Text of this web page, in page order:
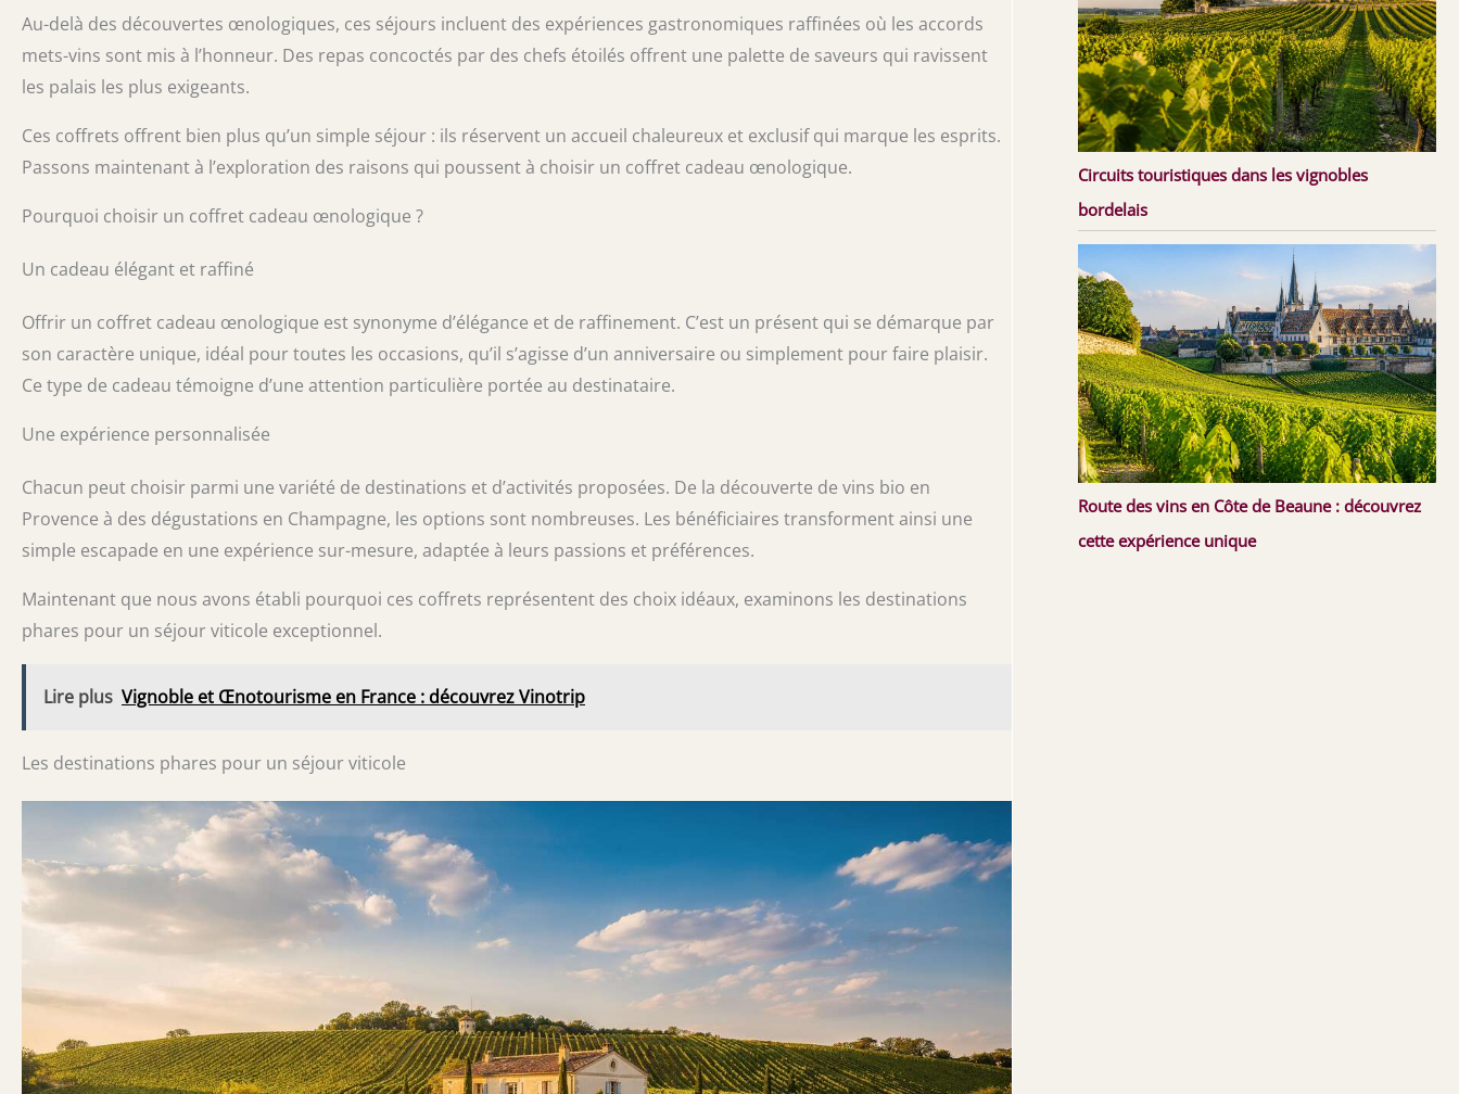
Au-delà des découvertes œnologiques, ces séjours incluent des expériences gastronomiques raffinées où les accords
mets-vins sont mis à l’honneur. Des repas concoctés par des chefs étoilés offrent une palette de saveurs qui ravissent
les palais les plus exigeants.
Ces coffrets offrent bien plus qu’un simple séjour : ils réservent un accueil chaleureux et exclusif qui marque les esprits.
Passons maintenant à l’exploration des raisons qui poussent à choisir un coffret cadeau œnologique.
Pourquoi choisir un coffret cadeau œnologique ?
Un cadeau élégant et raffiné
Offrir un coffret cadeau œnologique est synonyme d’élégance et de raffinement. C’est un présent qui se démarque par
son caractère unique, idéal pour toutes les occasions, qu’il s’agisse d’un anniversaire ou simplement pour faire plaisir.
Ce type de cadeau témoigne d’une attention particulière portée au destinataire.
Une expérience personnalisée
Chacun peut choisir parmi une variété de destinations et d’activités proposées. De la découverte de vins bio en
Provence à des dégustations en Champagne, les options sont nombreuses. Les bénéficiaires transforment ainsi une
simple escapade en une expérience sur-mesure, adaptée à leurs passions et préférences.
Maintenant que nous avons établi pourquoi ces coffrets représentent des choix idéaux, examinons les destinations
phares pour un séjour viticole exceptionnel.
Lire plus Vignoble et Œnotourisme en France : découvrez Vinotrip
Les destinations phares pour un séjour viticole
Circuits touristiques dans les vignobles
bordelais
Route des vins en Côte de Beaune : découvrez
cette expérience unique